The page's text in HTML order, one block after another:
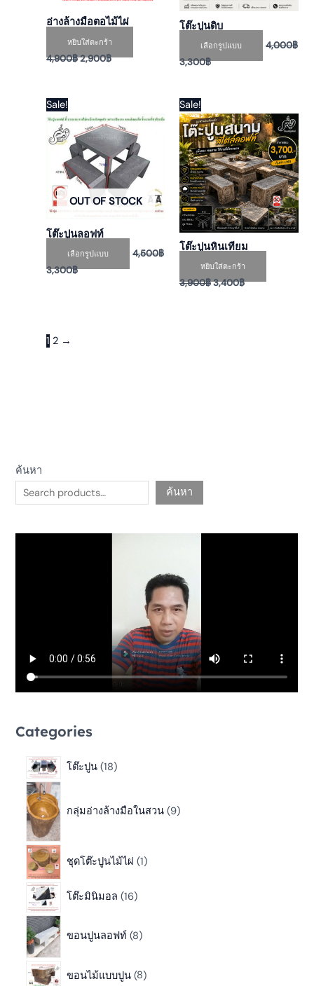
อ่างล้างมือตอไม้ไผ่
หยิบใส่ตะกร้า
4,900฿2,900฿
โต๊ะปูนดิบ
เลือกรูปแบบ
chosen
the
4,000฿
3,300฿
Sale!
OUT OF STOCK
โต๊ะปูนลอฟท์
เลือกรูปแบบ
product
has
multiple
variants.
The
options
chosen
4,500฿
Original
price
was:
4,500฿.
3,300฿
is:
3,300฿.
Sale!
โต๊ะปูนหินเทียม
หยิบใส่ตะกร้า
3,900฿
price
was:
3,900฿.
3,400฿
price
is:
3,400฿.
1 2 →
ค้นหา
ค้นหา
Categories
โต๊ะปูน 18
กลุ่มอ่างล้างมือในสวน 9
ชุดโต๊ะปูนไม้ไผ่ 1
โต๊ะมินิมอล 16
ขอนปูนลอฟท์ 8
ขอนไม้แบบปูน 8